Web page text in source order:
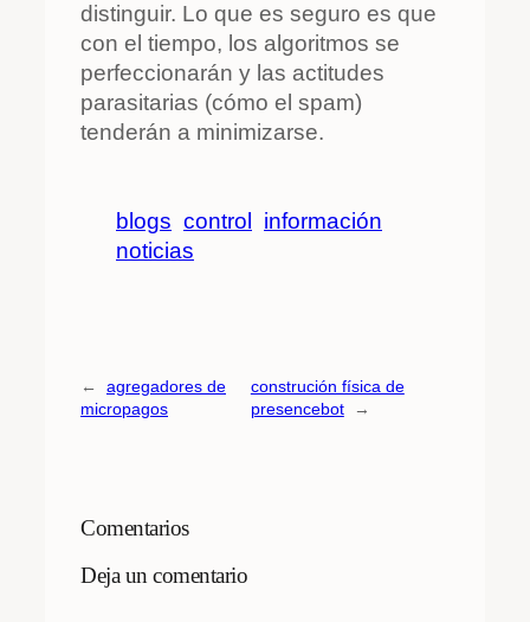
distinguir. Lo que es seguro es que
con el tiempo, los algoritmos se
perfeccionarán y las actitudes
parasitarias (cómo el spam)
tenderán a minimizarse.
blogs control
información
noticias
←
agregadores de
micropagos
construción física de
presencebot
→
Comentarios
Deja un comentario